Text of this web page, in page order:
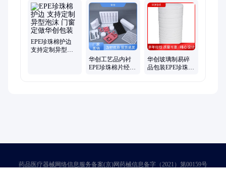
棉、泡沫包装、泡棉胶垫、华创包装、泡棉防震、彩色泡棉、泡
棉定制、水果礼品包装、泡沫板、eva泡沫、pe缠绕膜、防震海
绵、地板家具、防震气泡袋、定做气泡袋
EPE珍珠棉护边
支持定制异型泡
华创工艺品内衬
EPE珍珠棉片经久
华创玻璃制易碎
品包装EPE珍珠棉
药品医疗器械网络信息服务备案(京)网药械信息备字（2021）第00159号